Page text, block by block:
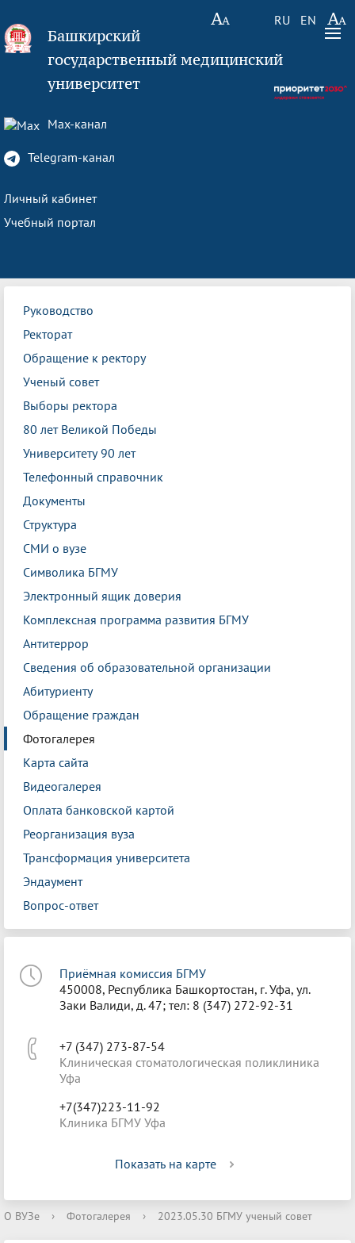
RU EN
Башкирский
государственный медицинский
университет
Max-канал
Telegram-канал
Личный кабинет
Учебный портал
Руководство
Ректорат
Обращение к ректору
Ученый совет
Выборы ректора
80 лет Великой Победы
Университету 90 лет
Телефонный справочник
Документы
Структура
СМИ о вузе
Символика БГМУ
Электронный ящик доверия
Комплексная программа развития БГМУ
Антитеррор
Сведения об образовательной организации
Абитуриенту
Обращение граждан
Фотогалерея
Карта сайта
Видеогалерея
Оплата банковской картой
Реорганизация вуза
Трансформация университета
Эндаумент
Вопрос-ответ
Приёмная комиссия БГМУ
450008, Республика Башкортостан, г. Уфа, ул.
Заки Валиди, д. 47; тел: 8 (347) 272-92-31
+7 (347) 273-87-54
Клиническая стоматологическая поликлиника
Уфа
+7(347)223-11-92
Клиника БГМУ Уфа
Показать на карте
О ВУЗе › Фотогалерея › 2023.05.30 БГМУ ученый совет